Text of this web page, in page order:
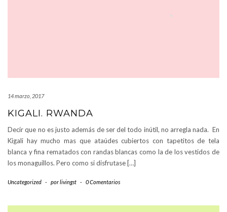
14 marzo, 2017
KIGALI. RWANDA
Decir que no es justo además de ser del todo inútil, no arregla nada. En
Kigali hay mucho mas que ataúdes cubiertos con tapetitos de tela
blanca y fina rematados con randas blancas como la de los vestidos de
los monaguillos. Pero como si disfrutase […]
Uncategorized - porlivingst - 0 Comentarios